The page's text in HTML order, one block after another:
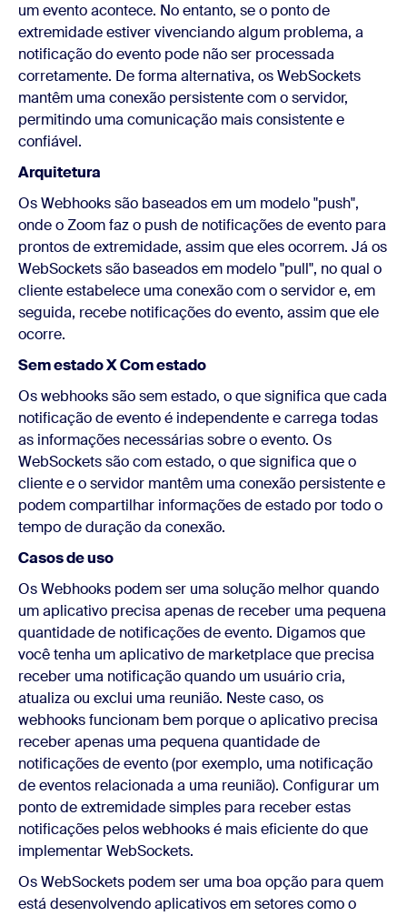
um evento acontece. No entanto, se o ponto de
extremidade estiver vivenciando algum problema, a
notificação do evento pode não ser processada
corretamente. De forma alternativa, os WebSockets
mantêm uma conexão persistente com o servidor,
permitindo uma comunicação mais consistente e
confiável.
Arquitetura
Os Webhooks são baseados em um modelo "push",
onde o Zoom faz o push de notificações de evento para
prontos de extremidade, assim que eles ocorrem. Já os
WebSockets são baseados em modelo "pull", no qual o
cliente estabelece uma conexão com o servidor e, em
seguida, recebe notificações do evento, assim que ele
ocorre.
Sem estado X Com estado
Os webhooks são sem estado, o que significa que cada
notificação de evento é independente e carrega todas
as informações necessárias sobre o evento. Os
WebSockets são com estado, o que significa que o
cliente e o servidor mantêm uma conexão persistente e
podem compartilhar informações de estado por todo o
tempo de duração da conexão.
Casos de uso
Os Webhooks podem ser uma solução melhor quando
um aplicativo precisa apenas de receber uma pequena
quantidade de notificações de evento. Digamos que
você tenha um aplicativo de marketplace que precisa
receber uma notificação quando um usuário cria,
atualiza ou exclui uma reunião. Neste caso, os
webhooks funcionam bem porque o aplicativo precisa
receber apenas uma pequena quantidade de
notificações de evento (por exemplo, uma notificação
de eventos relacionada a uma reunião). Configurar um
ponto de extremidade simples para receber estas
notificações pelos webhooks é mais eficiente do que
implementar WebSockets.
Os WebSockets podem ser uma boa opção para quem
está desenvolvendo aplicativos em setores como o